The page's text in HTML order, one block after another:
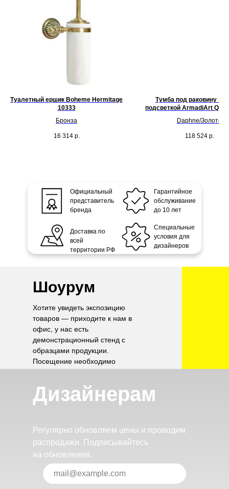
Туалетный ершик Boheme Hermitage
10333
Бронза
16 314 р.
Тумба под раковину
подсветкой ArmadiArt
Daphne/Золото
118 524 р.
Официальный
представитель
бренда
Доставка по
всей
территории РФ
Гарантийное
обслуживание
до 10 лет
Специальные
условия для
дизайнеров
Шоурум
Хотите увидеть экспозицию
товаров — приходите к нам в
офис, у нас есть
демонстрационный стенд с
образцами продукции.
Посещение необходимо
Дизайнерам
Регулярно обновляем цены и проводим
распродажи. Подписывайтесь
на обновления.